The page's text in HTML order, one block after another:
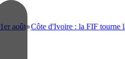
●Côte d'Ivoire : la FIF tourne la page